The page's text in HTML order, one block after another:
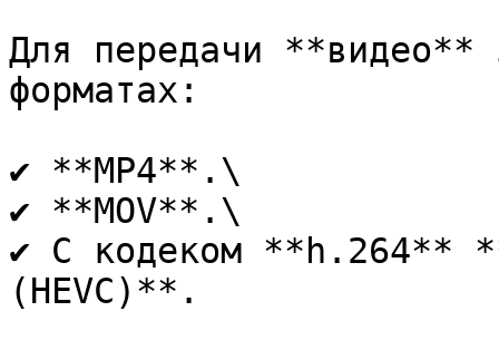
Для передачи **видео**
форматах:
✔ **MP4**.\
✔ **MOV**.\
✔ С кодеком **h.264**
(HEVC)**.